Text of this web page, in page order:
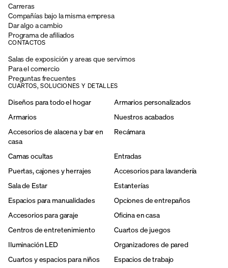
Carreras
Compañías bajo la misma empresa
Dar algo a cambio
Programa de afiliados
CONTACTOS
Salas de exposición y areas que servimos
Para el comercio
Preguntas frecuentes
CUARTOS, SOLUCIONES Y DETALLES
Diseños para todo el hogar
Armarios personalizados
Armarios
Nuestros acabados
Accesorios de alacena y bar en
casa
Recámara
Camas ocultas
Entradas
Puertas, cajones y herrajes
Accesorios para lavandería
Sala de Estar
Estanterías
Espacios para manualidades
Opciones de entrepaños
Accesorios para garaje
Oficina en casa
Centros de entretenimiento
Cuartos de juegos
Iluminación LED
Organizadores de pared
Cuartos y espacios para niños
Espacios de trabajo